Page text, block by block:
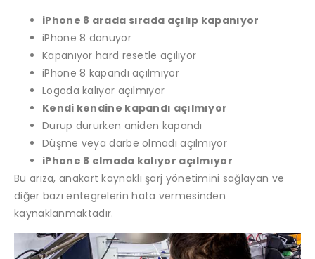
iPhone 8 arada sırada açılıp kapanıyor
iPhone 8 donuyor
Kapanıyor hard resetle açılıyor
iPhone 8 kapandı açılmıyor
Logoda kalıyor açılmıyor
Kendi kendine kapandı açılmıyor
Durup dururken aniden kapandı
Düşme veya darbe olmadı açılmıyor
iPhone 8 elmada kalıyor açılmıyor
Bu arıza, anakart kaynaklı şarj yönetimini sağlayan ve
diğer bazı entegrelerin hata vermesinden
kaynaklanmaktadır.